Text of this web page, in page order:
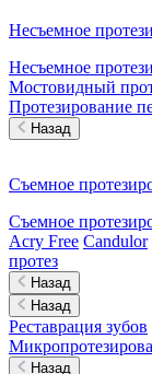
Несъемное
Несъемное
Мостовидный
Протезирование
Назад
Съемное
Съемное
Acry Free Candulor
протез
Назад
Назад
Реставрация зубов
Назад